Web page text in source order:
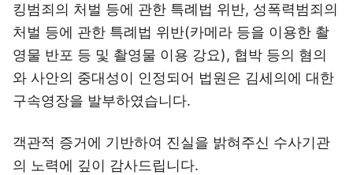
킹범죄의 처벌 등에 관한 특례법 위반, 성폭력범죄의
처벌 등에 관한 특례법 위반(카메라 등을 이용한 촬
영물 반포 등 및 촬영물 이용 강요), 협박 등의 혐의
와 사안의 중대성이 인정되어 법원은 김세의에 대한
구속영장을 발부하였습니다.
객관적 증거에 기반하여 진실을 밝혀주신 수사기관
의 노력에 깊이 감사드립니다.